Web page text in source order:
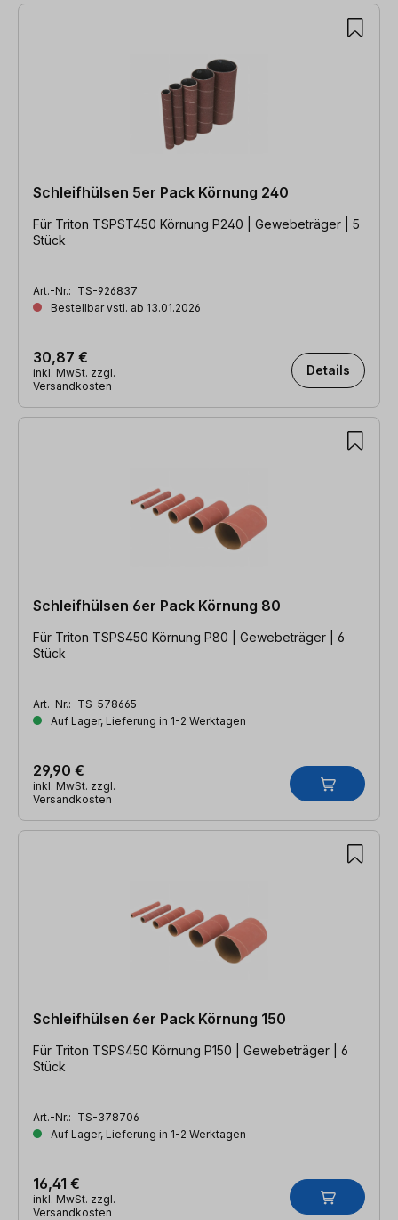
Schleifhülsen 5er Pack Körnung 240
Für Triton TSPST450 Körnung P240 | Gewebeträger | 5
Stück
Art.-Nr.: TS-926837
Bestellbar vstl. ab 13.01.2026
30,87 €
inkl. MwSt. zzgl.
Versandkosten
Details
Schleifhülsen 6er Pack Körnung 80
Für Triton TSPS450 Körnung P80 | Gewebeträger | 6
Stück
Art.-Nr.: TS-578665
Auf Lager, Lieferung in 1-2 Werktagen
29,90 €
inkl. MwSt. zzgl.
Versandkosten
Schleifhülsen 6er Pack Körnung 150
Für Triton TSPS450 Körnung P150 | Gewebeträger | 6
Stück
Art.-Nr.: TS-378706
Auf Lager, Lieferung in 1-2 Werktagen
16,41 €
inkl. MwSt. zzgl.
Versandkosten